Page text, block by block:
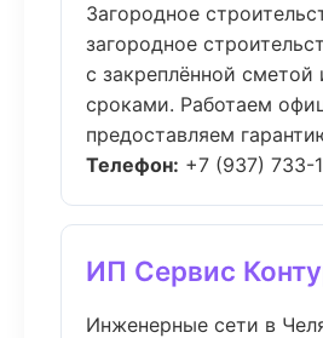
Загородное
загородное
с закреплённой сметой
сроками. Работаем
предоставляем
Телефон: +7 (937) 733-
ИП Сервис
Инженерные сети в